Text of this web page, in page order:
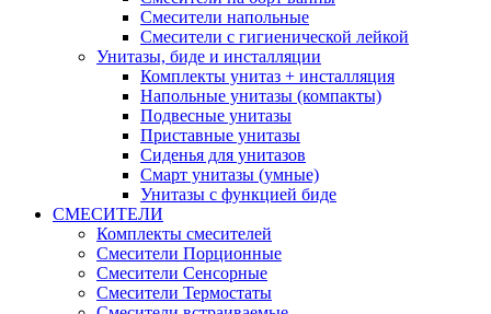
Смесители напольные
Смесители с гигиенической лейкой
Унитазы, биде и инсталляции
Комплекты унитаз + инсталляция
Напольные унитазы (компакты)
Подвесные унитазы
Приставные унитазы
Сиденья для унитазов
Смарт унитазы (умные)
Унитазы с функцией биде
СМЕСИТЕЛИ
Комплекты смесителей
Смесители Порционные
Смесители Сенсорные
Смесители Термостаты